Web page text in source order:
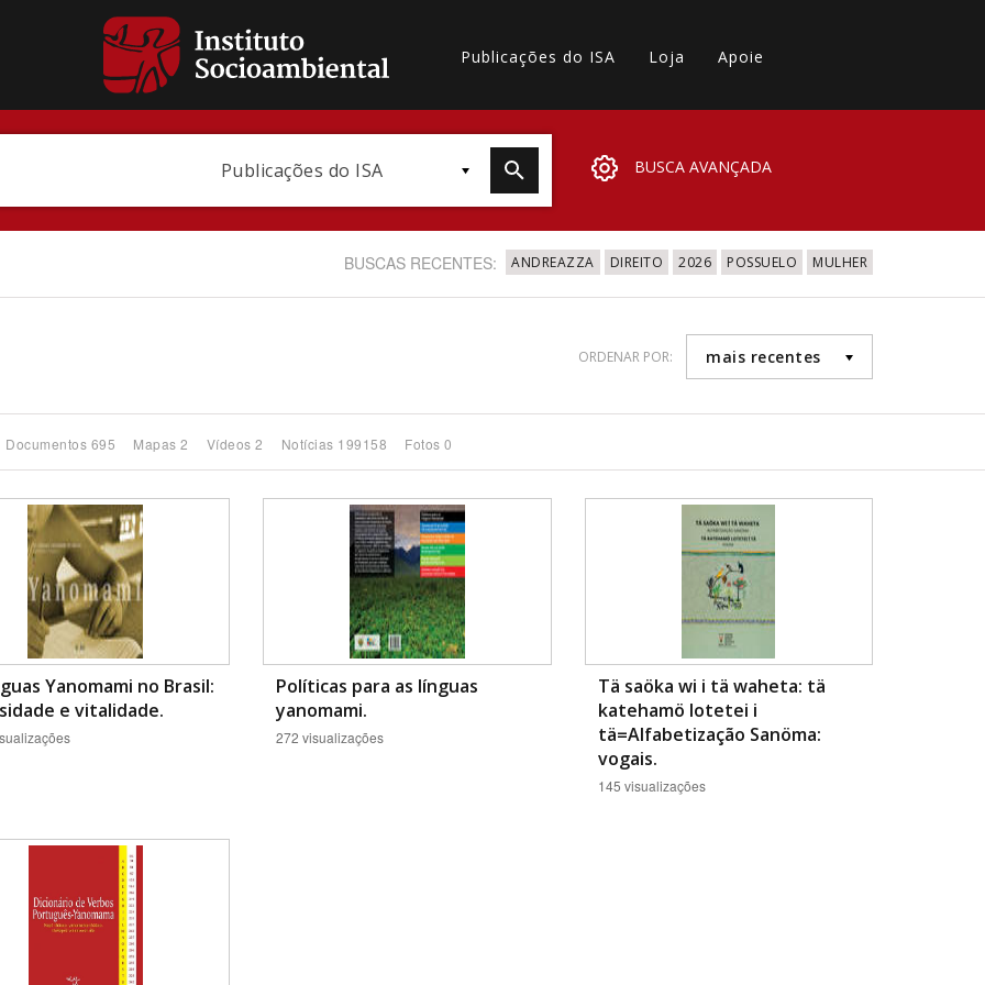
Publicações do ISA Loja Apoie
Publicações do ISA BUSCA AVANÇADA
Área Protegida
BUSCAR
BUSCAS RECENTES: ANDREAZZA DIREITO 2026 POSSUELO MULHER
ORDENAR POR: mais recentes
Documentos 695 Mapas 2 Vídeos 2 Notícias 199158 Fotos 0
Yanomami no Brasil:
e vitalidade.
Políticas para as línguas
yanomami.
272 visualizações
Tä saöka wi i tä waheta: tä
katehamö lotetei i
tä=Alfabetização Sanöma:
vogais.
145 visualizações